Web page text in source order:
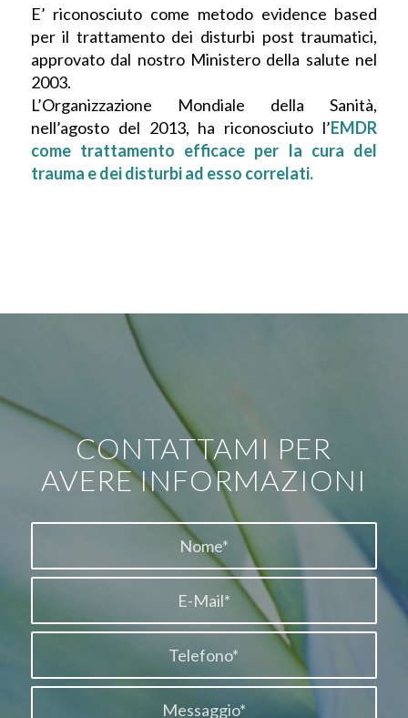
E’ riconosciuto come metodo evidence based
per il trattamento dei disturbi post traumatici,
approvato dal nostro Ministero della salute nel
2003.
L’Organizzazione Mondiale della Sanità,
nell’agosto del 2013, ha riconosciuto l’EMDR
come trattamento efficace per la cura del
trauma e dei disturbi ad esso correlati.
CONTATTAMI PER
AVERE INFORMAZIONI